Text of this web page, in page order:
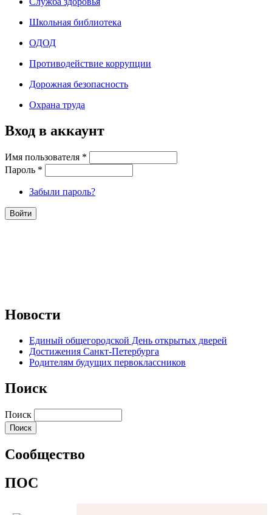
Школьная библиотека
ОДОД
Противодействие коррупции
Дорожная безопасность
Охрана труда
Вход в аккаунт
Имя пользователя *
Пароль *
Забыли пароль?
Новости
Единый общегородской День открытых дверей
Достижения Санкт-Петербурга
Родителям будущих первоклассников
Поиск
Поиск
Сообщество
ПОС